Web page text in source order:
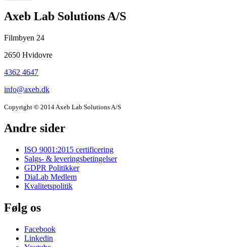
Company
information
and
newsletter
Axeb Lab Solutions A/S
Filmbyen 24
2650 Hvidovre
4362 4647
info@axeb.dk
Copyright © 2014 Axeb Lab Solutions A/S
Andre sider
ISO 9001:2015 certificering
Salgs- & leveringsbetingelser
GDPR Politikker
DiaLab Medlem
Kvalitetspolitik
Følg os
Facebook
Linkedin